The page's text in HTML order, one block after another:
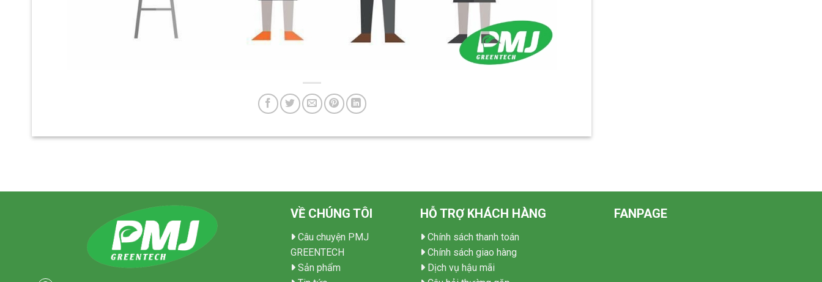
VỀ CHÚNG TÔI
Câu chuyện PMJ
GREENTECH
Sản phẩm
HỖ TRỢ KHÁCH HÀNG
Chính sách thanh toán
Chính sách giao hàng
Dịch vụ hậu mãi
FANPAGE